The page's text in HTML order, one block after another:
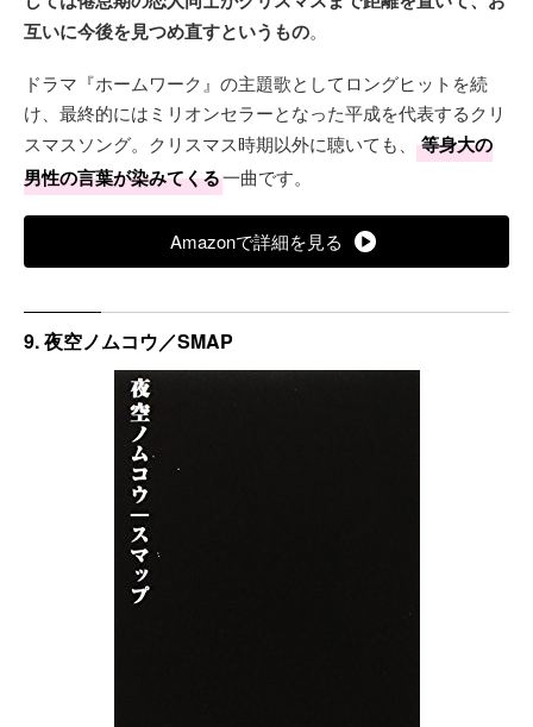
互いに今後を見つめ直すというもの。
ドラマ『ホームワーク』の主題歌としてロングヒットを続
け、最終的にはミリオンセラーとなった平成を代表するクリ
スマスソング。クリスマス時期以外に聴いても、
等身大の
男性の言葉が染みてくる一曲です。
Amazonで詳細を見る
9. 夜空ノムコウ／SMAP